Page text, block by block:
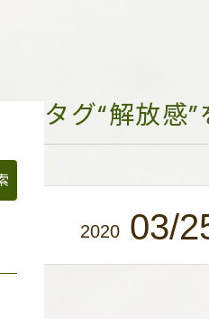
タグ“解放感
2020 03/